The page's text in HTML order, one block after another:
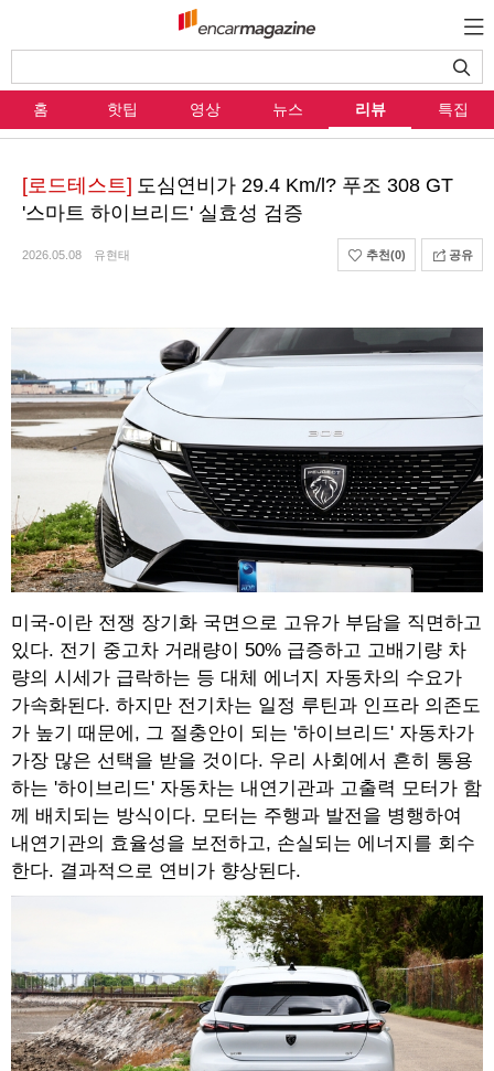
홈 핫팁 영상 뉴스 리뷰 특집
[로드테스트] 도심연비가 29.4 Km/l? 푸조 308 GT
'스마트 하이브리드' 실효성 검증
2026.05.08 유현태 추천(0) 공유
미국-이란 전쟁 장기화 국면으로 고유가 부담을 직면하고
있다. 전기 중고차 거래량이 50% 급증하고 고배기량 차
량의 시세가 급락하는 등 대체 에너지 자동차의 수요가
가속화된다. 하지만 전기차는 일정 루틴과 인프라 의존도
가 높기 때문에, 그 절충안이 되는 '하이브리드' 자동차가
가장 많은 선택을 받을 것이다. 우리 사회에서 흔히 통용
하는 '하이브리드' 자동차는 내연기관과 고출력 모터가 함
께 배치되는 방식이다. 모터는 주행과 발전을 병행하여
내연기관의 효율성을 보전하고, 손실되는 에너지를 회수
한다. 결과적으로 연비가 향상된다.